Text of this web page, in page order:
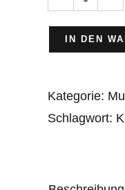
John
Menge
IN DEN
Kategorie:
Schlagwort: